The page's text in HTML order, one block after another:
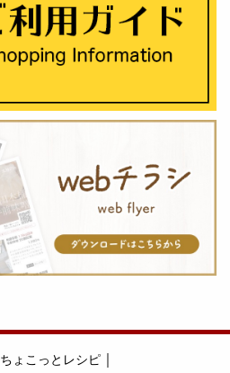
ちょこっとレシピ ｜